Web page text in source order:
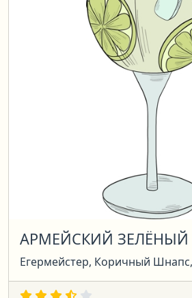
АРМЕЙСКИЙ ЗЕЛЁНЫЙ
Егермейстер, Коричный